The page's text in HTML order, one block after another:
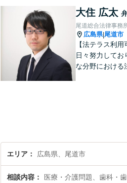
大住 広太
尾道総合法律事務
広島県|尾道市
【法テラス利
日々努力してお
な分野における
エリア 広島県、尾道市
相談内容 医療・介護問題、歯科・